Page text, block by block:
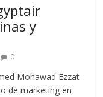
y
0
Mohawad Ezzat
de marketing en